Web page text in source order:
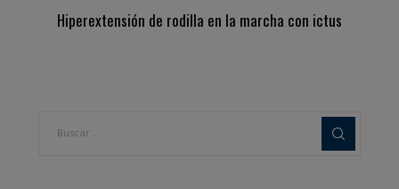
Hiperextensión de rodilla en la marcha con ictus